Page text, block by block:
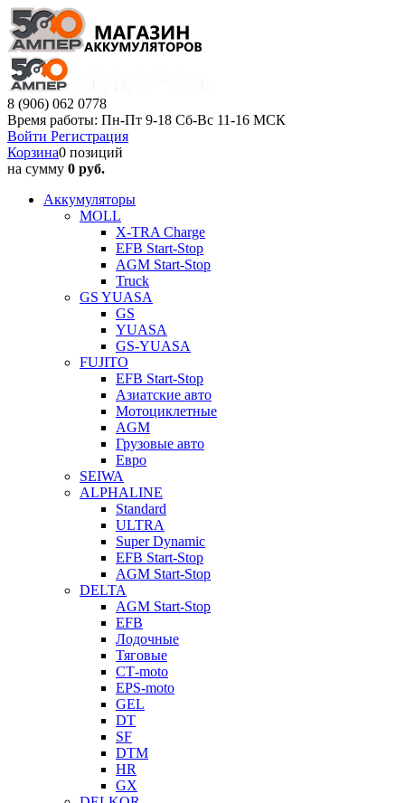
8 (906) 062 0778
Время работы: Пн-Пт 9-18 Сб-Вс 11-16 МСК
Войти Регистрация
Корзина0 позиций
на сумму 0 руб.
Аккумуляторы
MOLL
X-TRA Charge
EFB Start-Stop
AGM Start-Stop
Truck
GS YUASA
GS
YUASA
GS-YUASA
FUJITO
EFB Start-Stop
Азиатские авто
Мотоциклетные
AGM
Грузовые авто
Евро
SEIWA
ALPHALINE
Standard
ULTRA
Super Dynamic
EFB Start-Stop
AGM Start-Stop
DELTA
AGM Start-Stop
EFB
Лодочные
Тяговые
СТ-moto
EPS-moto
GEL
DT
SF
DTM
HR
GX